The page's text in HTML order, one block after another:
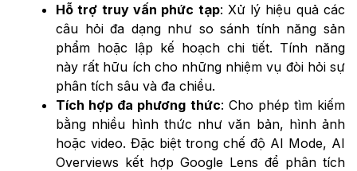
Hỗ trợ truy vấn phức tạp: Xử lý hiệu quả các
câu hỏi đa dạng như so sánh tính năng sản
phẩm hoặc lập kế hoạch chi tiết. Tính năng
này rất hữu ích cho những nhiệm vụ đòi hỏi sự
phân tích sâu và đa chiều.
Tích hợp đa phương thức: Cho phép tìm kiếm
bằng nhiều hình thức như văn bản, hình ảnh
hoặc video. Đặc biệt trong chế độ AI Mode, AI
Overviews kết hợp Google Lens để phân tích